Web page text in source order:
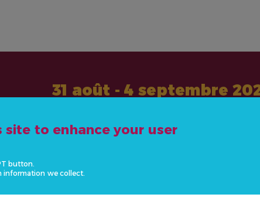
31 août - 4 septembre
#ActOnNCDs
site to enhance your user
button.
we collect.